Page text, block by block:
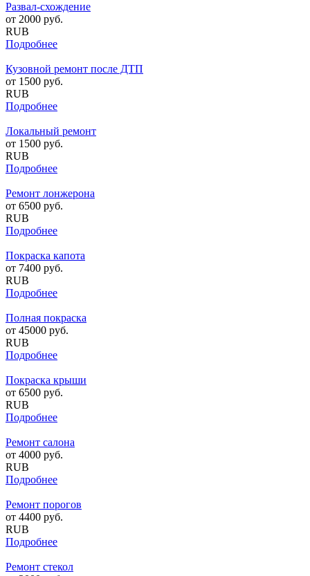
Развал-схождение
от 2000 руб.
RUB
Подробнее
Кузовной ремонт после ДТП
от 1500 руб.
RUB
Подробнее
Локальный ремонт
от 1500 руб.
RUB
Подробнее
Ремонт лонжерона
от 6500 руб.
RUB
Подробнее
Покраска капота
от 7400 руб.
RUB
Подробнее
Полная покраска
от 45000 руб.
RUB
Подробнее
Покраска крыши
от 6500 руб.
RUB
Подробнее
Ремонт салона
от 4000 руб.
RUB
Подробнее
Ремонт порогов
от 4400 руб.
RUB
Подробнее
Ремонт стекол